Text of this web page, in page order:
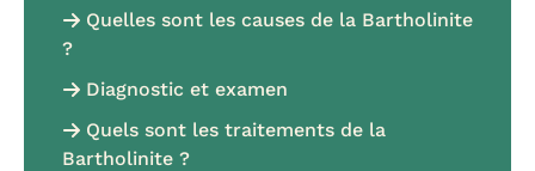
Quelles sont les causes de la Bartholinite
?
Diagnostic et examen
Quels sont les traitements de la
Bartholinite ?